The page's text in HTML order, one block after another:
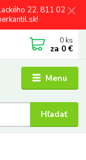
22, 811 02
Menu
Hľadať
0 ks
za 0 €